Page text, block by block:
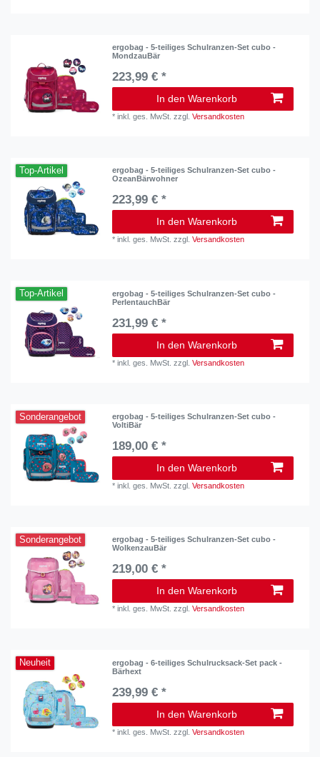
ergobag - 5-teiliges Schulranzen-Set cubo -
MondzauBär
223,99 € *
In den Warenkorb
*inkl. ges. MwSt. zzgl.Versandkosten
Top-Artikel
ergobag - 5-teiliges Schulranzen-Set cubo -
OzeanBärwohner
223,99 € *
In den Warenkorb
*inkl. ges. MwSt. zzgl.Versandkosten
Top-Artikel
ergobag - 5-teiliges Schulranzen-Set cubo -
PerlentauchBär
231,99 € *
In den Warenkorb
*inkl. ges. MwSt. zzgl.Versandkosten
Sonderangebot
ergobag - 5-teiliges Schulranzen-Set cubo -
VoltiBär
189,00 € *
In den Warenkorb
*inkl. ges. MwSt. zzgl.Versandkosten
Sonderangebot
ergobag - 5-teiliges Schulranzen-Set cubo -
WolkenzauBär
219,00 € *
In den Warenkorb
*inkl. ges. MwSt. zzgl.Versandkosten
Neuheit
ergobag - 6-teiliges Schulrucksack-Set pack -
Bärhext
239,99 € *
In den Warenkorb
*inkl. ges. MwSt. zzgl.Versandkosten